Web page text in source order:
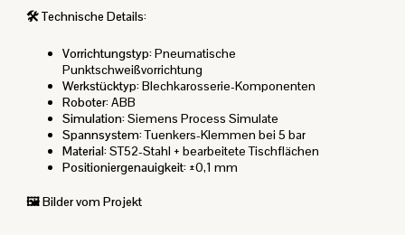
🛠️ Technische Details:
Vorrichtungstyp:Pneumatische
Punktschweißvorrichtung
Werkstücktyp:Blechkarosserie-Komponenten
Roboter:ABB
Simulation:Siemens Process Simulate
Spannsystem:Tuenkers-Klemmen bei 5 bar
Material:ST52-Stahl + bearbeitete Tischflächen
Positioniergenauigkeit: ±0,1 mm
🖼️ Bilder vom Projekt